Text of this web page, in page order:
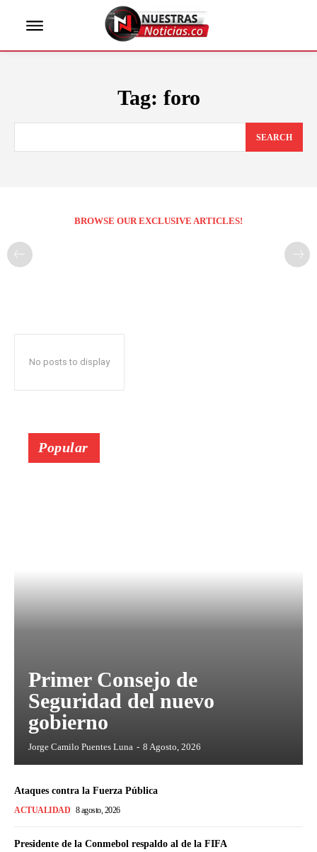
Tag: foro
SEARCH
BROWSE OUR EXCLUSIVE ARTICLES!
No posts to display
Popular
Primer Consejo de
Seguridad del nuevo
gobierno
Jorge Camilo Puentes Luna - 8 Agosto, 2026
Ataques contra la Fuerza Pública
ACTUALIDAD 8 agosto, 2026
Presidente de la Conmebol respaldo al de la FIFA